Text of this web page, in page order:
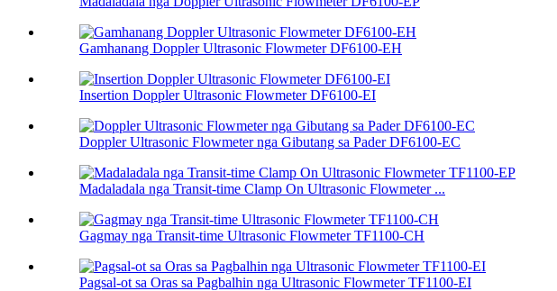
Gamhanang Doppler Ultrasonic Flowmeter DF6100-EH
Insertion Doppler Ultrasonic Flowmeter DF6100-EI
Doppler Ultrasonic Flowmeter nga Gibutang sa Pader DF6100-EC
Madaladala nga Transit-time Clamp On Ultrasonic Flowmeter ...
Gagmay nga Transit-time Ultrasonic Flowmeter TF1100-CH
Pagsal-ot sa Oras sa Pagbalhin nga Ultrasonic Flowmeter TF1100-EI